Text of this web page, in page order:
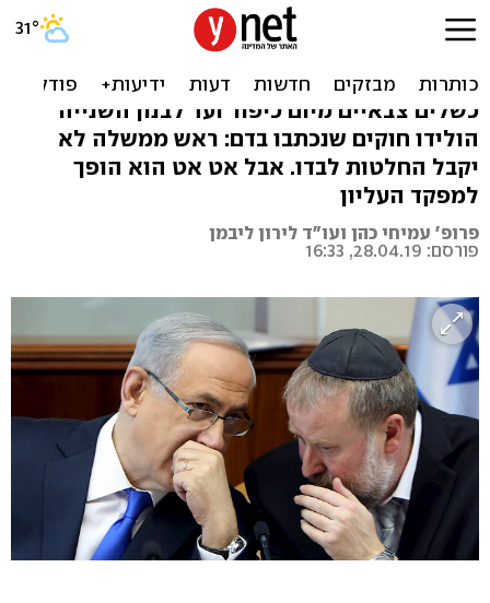
נתניהו מחליט הכל לבד,
מנדלבליט מאשר לו
כשלים צבאיים מיום כיפור ועד לבנון השנייה
הולידו חוקים שנכתבו בדם: ראש ממשלה לא
יקבל החלטות לבדו. אבל אט אט הוא הופך
למפקד העליון
פרופ' עמיחי כהן ועו"ד לירון ליבמן
פורסם: 28.04.19, 16:33